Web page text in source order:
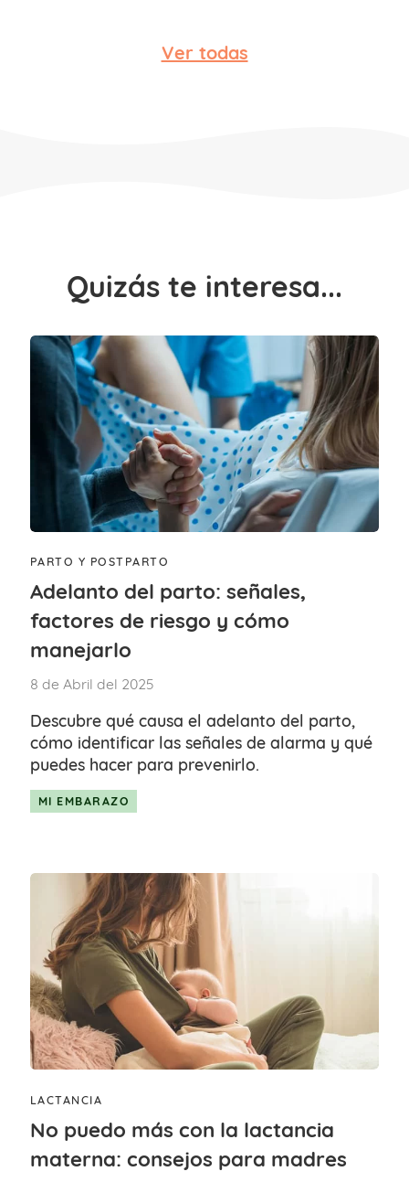
Ver todas
Quizás te interesa...
PARTO Y POSTPARTO
Adelanto del parto: señales,
factores de riesgo y cómo
manejarlo
8 de Abril del 2025
Descubre qué causa el adelanto del parto,
cómo identificar las señales de alarma y qué
puedes hacer para prevenirlo.
MI EMBARAZO
LACTANCIA
No puedo más con la lactancia
materna: consejos para madres